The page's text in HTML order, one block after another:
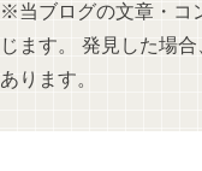
※当ブログの文章・コ
じます。 発見した場
あります。